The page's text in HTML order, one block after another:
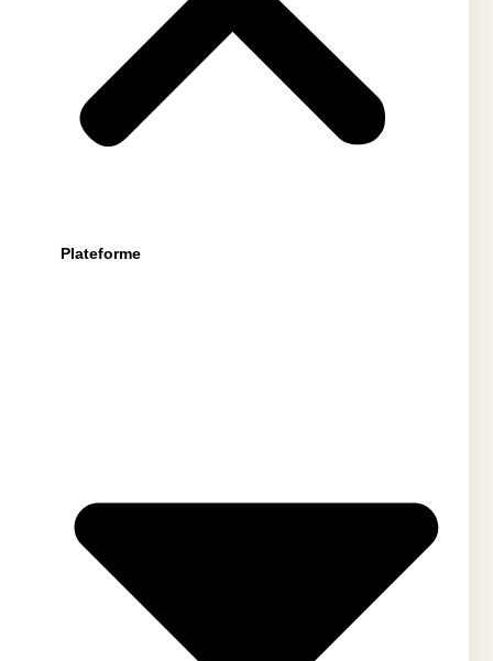
Plateforme